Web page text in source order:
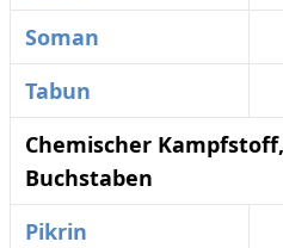
Soman
Tabun
Chemischer
Buchstaben
Pikrin